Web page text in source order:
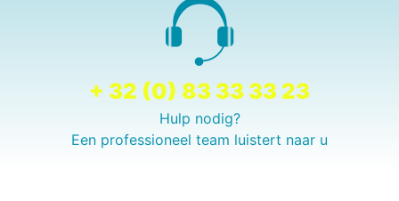
+ 32 (0) 83 33 33 23
Hulp nodig?
Een professioneel team luistert naar u